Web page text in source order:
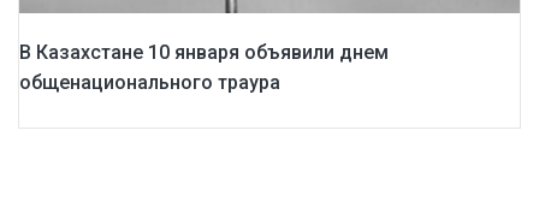
В Казахстане 10 января объявили днем
общенационального траура